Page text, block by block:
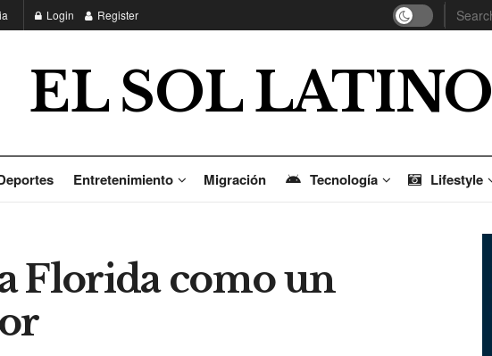
Login Register
EL SOL LATINO
Entretenimiento Migración Tecnología Lifestyle
Florida como un